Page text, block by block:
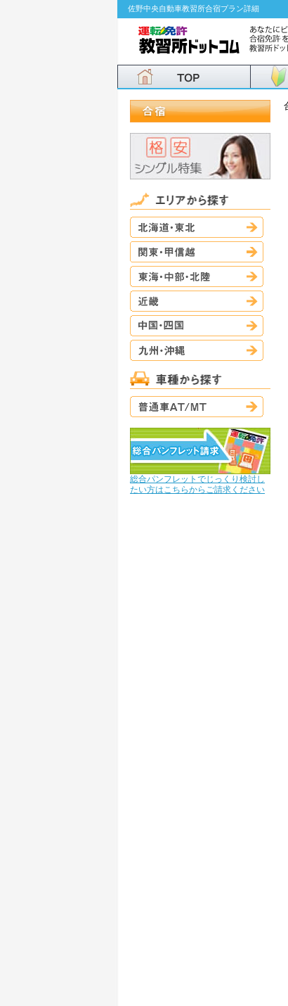
佐野中央自動車教習所合宿プラン詳細
中国
総合パンフレットでじっくり検討し
たい方はこちらからご請求ください